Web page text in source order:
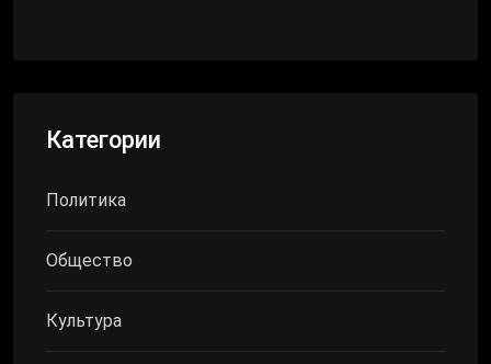
Категории
Политика
Общество
Культура